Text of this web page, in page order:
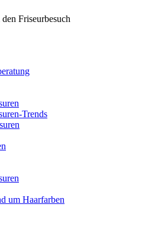
Friseurbesuch
Trends
um Haarfarben